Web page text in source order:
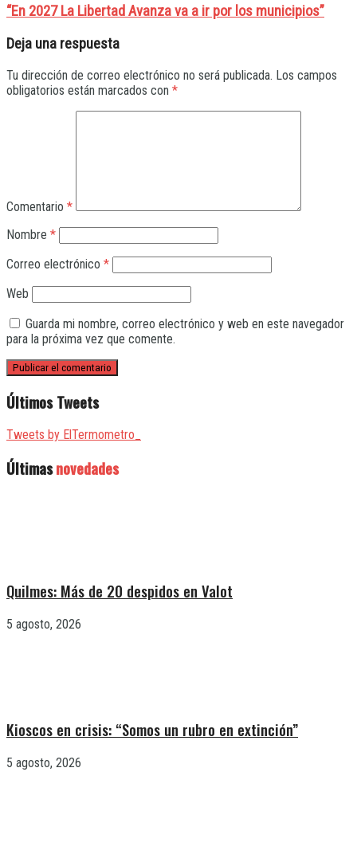
“En 2027 La Libertad Avanza va a ir por los municipios”
Deja una respuesta
Tu dirección de correo electrónico no será publicada. Los campos
obligatorios están marcados con *
Comentario *
Nombre *
Correo electrónico *
Web
Guarda mi nombre, correo electrónico y web en este navegador
para la próxima vez que comente.
Últimos Tweets
Tweets by ElTermometro_
Últimasnovedades
Quilmes: Más de 20 despidos en Valot
5 agosto, 2026
Kioscos en crisis: “Somos un rubro en extinción”
5 agosto, 2026